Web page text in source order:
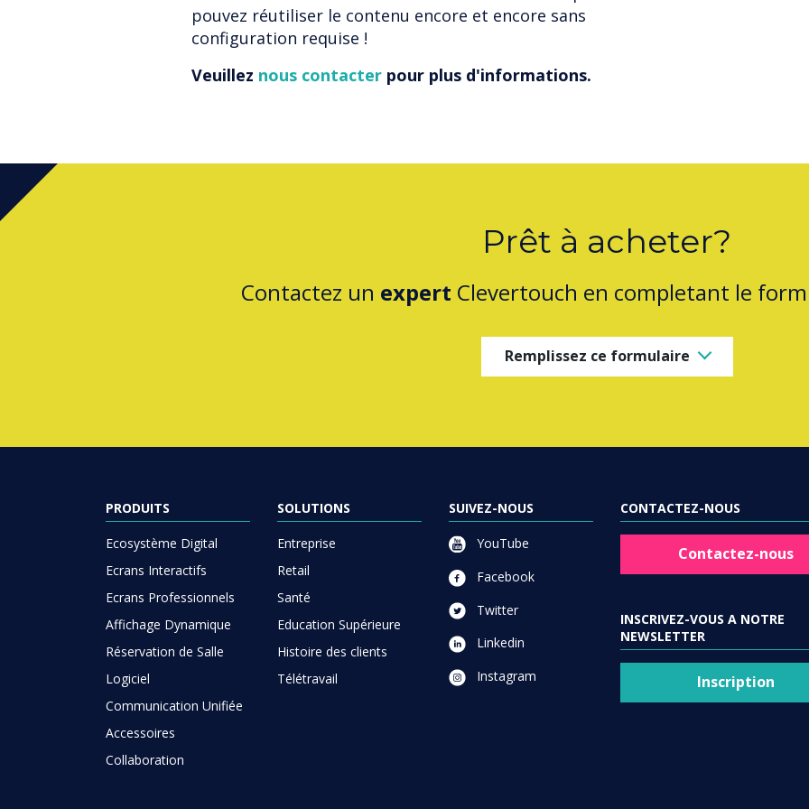
pouvez réutiliser le contenu encore et encore sans
configuration requise !
Veuillez nous contacter pour plus d'informations.
Prêt à acheter?
Contactez un expert Clevertouch en completant le
Remplissez ce formulaire
PRODUITS
Ecosystème Digital
Ecrans Interactifs
Ecrans Professionnels
Affichage Dynamique
Réservation de Salle
Logiciel
Communication Unifiée
Accessoires
Collaboration
SOLUTIONS
Entreprise
Retail
Santé
Education Supérieure
Histoire des clients
Télétravail
SUIVEZ-NOUS
YouTube
Facebook
Twitter
Linkedin
Instagram
CONTACTEZ-NOUS
Contactez-nous
INSCRIVEZ-VOUS A NOTRE
NEWSLETTER
Inscription